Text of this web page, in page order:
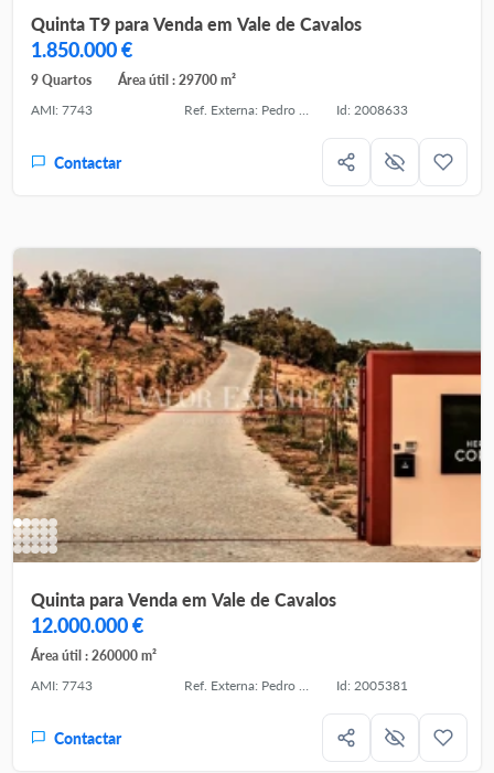
Quinta T9 para Venda em Vale de Cavalos
1.850.000 €
9 Quartos
Área útil : 29700 m²
AMI: 7743
Ref. Externa: Pedro Peixinho Id: 2008633
Contactar
Quinta para Venda em Vale de Cavalos
12.000.000 €
Área útil : 260000 m²
AMI: 7743
Ref. Externa: Pedro Peixinho Id: 2005381
Contactar